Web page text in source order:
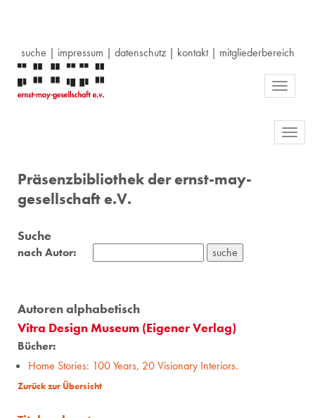
suche | impressum | datenschutz| kontakt| mitgliederbereich
Toggle
Präsenzbibliothek der ernst-may-
gesellschaft e.V.
Suche
nach Autor:
Autoren alphabetisch
Vitra Design Museum (Eigener Verlag)
Bücher:
Home Stories: 100 Years, 20 Visionary Interiors.
Zurück zur Übersicht